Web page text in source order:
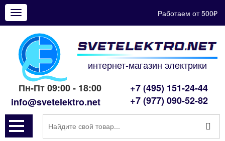
Показать
меню
Работаем от 500₽
интернет-магазин электрики
Пн-Пт 09:00 - 18:00
info@svetelektro.net
+7 (495) 151-24-44
+7 (977) 090-52-82